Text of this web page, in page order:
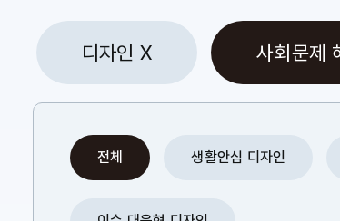
디자인 X 사회문제
전체 생활안심 디자인